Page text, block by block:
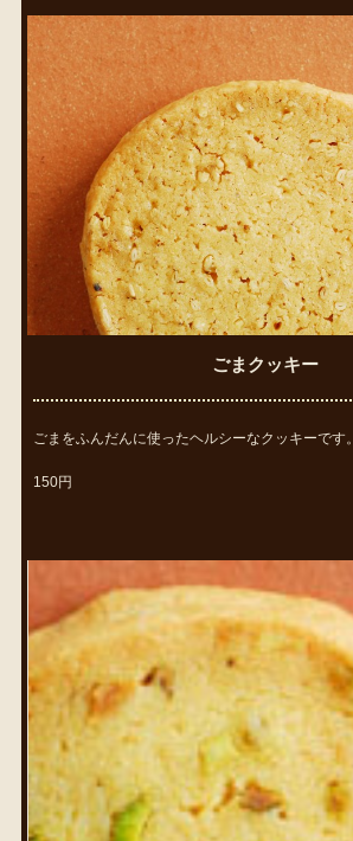
ごまクッキー
ごまをふんだんに使ったヘルシーなクッキーです。
150円